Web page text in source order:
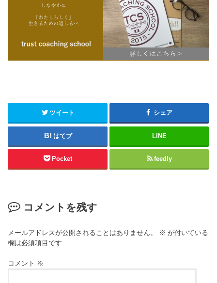
ツイート シェア
はてブ LINE
Pocket feedly
コメントを残す
メールアドレスが公開されることはありません。 ※ が付いている
欄は必須項目です
コメント ※